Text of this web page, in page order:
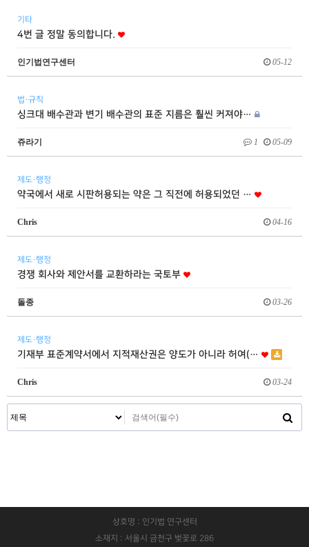
기타
4번 글 정말 동의합니다.
인기법연구센터 05-12
법·규칙
싱크대 배수관과 변기 배수관의 표준 지름은 훨씬 커져야…
쥬라기 1 05-09
제도·행정
약국에서 새로 시판허용되는 약은 그 직전에 허용되었던 …
Chris 04-16
제도·행정
경쟁 회사와 제안서를 교환하라는 국토부
돌종 03-26
제도·행정
기재부 표준계약서에서 지적재산권은 양도가 아니라 허여(…
Chris 03-24
상호명 : 인기법 연구센터
소재지 : 서울시 금천구 벚꽃로 286